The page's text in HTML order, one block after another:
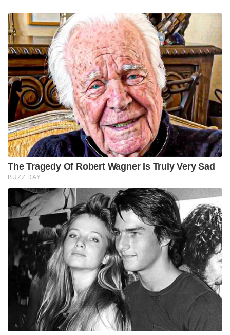
The Tragedy Of Robert Wagner Is Truly Very Sad
BUZZ DAY